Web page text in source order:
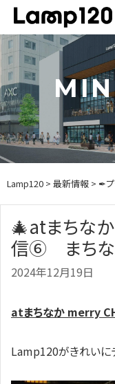
Skip
content
Lamp120 > 最新情報 > ✒プ
🎄atまちな
信⑥ まちな
2024年12月19日
atまちなか merry
Lamp120がきれいに